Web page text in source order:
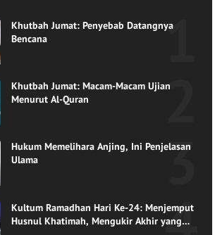
Khutbah Jumat: Penyebab Datangnya
Bencana
Khutbah Jumat: Macam-Macam Ujian
Menurut Al-Quran
Hukum Memelihara Anjing, Ini Penjelasan
Ulama
Kultum Ramadhan Hari Ke-24: Menjemput
Husnul Khatimah, Mengukir Akhir yang